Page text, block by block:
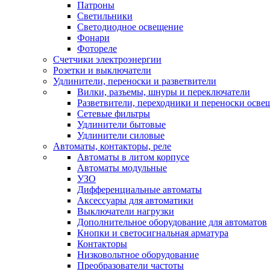
Патроны
Светильники
Светодиодное освещение
Фонари
Фотореле
Счетчики электроэнергии
Розетки и выключатели
Удлинители, переноски и разветвители
Вилки, разъемы, шнуры и переключатели
Разветвители, переходники и переноски
Сетевые фильтры
Удлинители бытовые
Удлинители силовые
Автоматы, контакторы, реле
Автоматы в литом корпусе
Автоматы модульные
УЗО
Дифференциальные автоматы
Аксессуары для автоматики
Выключатели нагрузки
Дополнительное оборудование для автоматов
Кнопки и светосигнальная арматура
Контакторы
Низковольтное оборудование
Преобразователи частоты